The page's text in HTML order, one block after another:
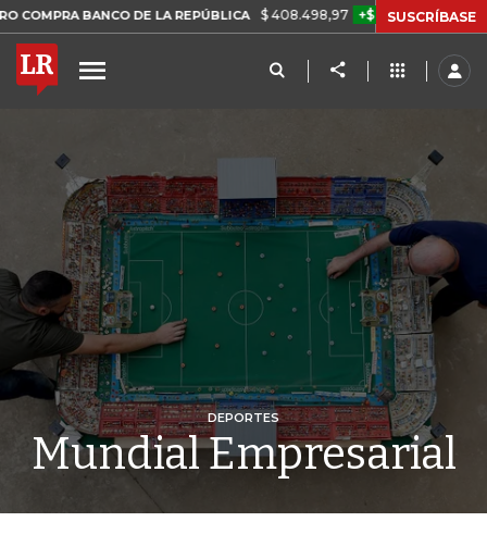
DE LA REPÚBLICA $ 408.498,97 +$ 8.753,81 +2,19% TASA
SUSCRÍBASE
DEPORTES
Mundial Empresarial